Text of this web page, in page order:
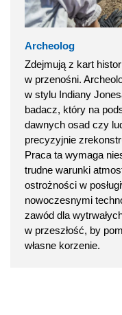
Archeolog
Zdejmują z kart
w przenośni.
w stylu Indiany
badacz, który na
dawnych osad czy
precyzyjnie
Praca ta wymaga
trudne warunki
ostrożności w
nowoczesnymi
zawód dla
w przeszłość, by
własne korzenie.